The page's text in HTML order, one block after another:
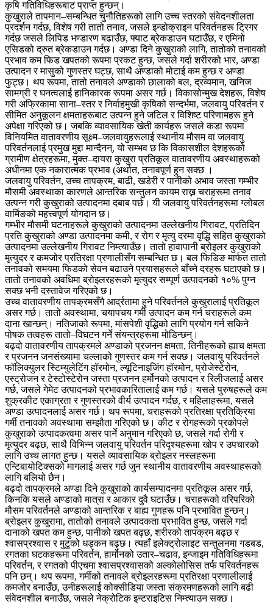
कृषि गतिविधिहरूबाट प्राप्त हुन्छन्।
कुखुराले तापमान–सम्बन्धित चुनौतिहरूको लागि उच्च स्तरको संवेदनशीलता
प्रदर्शन गर्दछ, विशेष गरी तातो तनाव, जसले इन्डोक्राइन परिवर्तनहरू ट्रिगर
गर्दछ जसले लिपिड भण्डारण बढाउँछ, फ्याट ब्रेकडाउन घटाउँछ, र एमिनो
एसिडको द्रुत ब्रेकडाउन गर्दछ। अण्डा दिने कुखुराको लागि, तातोको तनावको
प्रभाव कम फिड खपतको रूपमा प्रकट हुन्छ, जसले गर्दा शरीरको भार, अण्डा
उत्पादन र मासुको गुणस्तर घट्छ, साथै अण्डाको मोटाई कम हुन्छ र अण्डा
फुट्छ। थप रूपमा, तातो तनावले अण्डाको छालाको बल, द्रव्यमान, खनिज
सामग्री र घनत्वलाई हानिकारक रूपमा असर गर्छ। विकासोन्मुख देशहरू, विशेष
गरी अफ्रिकामा साना–स्तर र निर्वाहमुखी कृषिको सन्दर्भमा, जलवायु परिवर्तन र
सीमित अनुकूलन क्षमताहरूबाट उत्पन्न हुने जटिल र विशिष्ट परिणामहरू हुने
अपेक्षा गरिएको छ। जबकि व्यावसायिक खेती कार्यहरू जसले कडा रूपमा
विनियमित वातावरणीय सूक्ष्म–जलवायुहरूलाई स्थानीय मौसम वा जलवायु
परिवर्तनलाई प्रमुख मुद्दा मान्दैनन्, यो सम्भव छ कि विकासशील देशहरूको
ग्रामीण क्षेत्रहरूमा, मुक्त–दायरा कुखुरा प्रतिकूल वातावरणीय अवस्थाहरूको
अधीनमा एक नकारात्मक प्रभाव (अर्थात, तनावपूर्ण हुन सक्छ ।
जलवायु परिवर्तन, उच्च तापक्रम, बाढी, खडेरी र पानीको अभाव जस्ता गम्भीर
मौसमी अवस्थाका कारणले आन्तरिक सन्तुलन कायम राख्न चराहरूमा तनाव
उत्पन्न गरी कुखुराको उत्पादनमा दबाब पर्छ। यी जलवायु परिवर्तनहरूमा ग्लोबल
वार्मिङको महत्त्वपूर्ण योगदान छ।
गम्भीर मौसमी घटनाहरूले कुखुराको उत्पादनमा उल्लेखनीय गिरावट, प्रतिदिन
प्रति कुखुराको अण्डा उत्पादनमा कमी, र रोग र मृत्यु दरमा वृद्धि सहित कुखुराको
उत्पादनमा उल्लेखनीय गिरावट निम्त्याउँछ। तातो हावापानी ब्रोइलर कुखुराको
मृत्युदर र कमजोर प्रतिरक्षा प्रणालीसँग सम्बन्धित छ। बल फिडिङ मार्फत तातो
तनावको समयमा फिडको सेवन बढाउने प्रयासहरूले बाँच्ने दरहरू घटाएको छ।
तातो तनावको अवधिमा ब्रोइलरहरूको मृत्युदर सम्पूर्ण उत्पादनको १०% पुग्न
सक्छ भनी दस्तावेज गरिएको छ।
उच्च वातावरणीय तापक्रमसँगै आर्द्रतामा हुने परिवर्तनले कुखुरालाई प्रतिकूल
असर गर्छ। तातो अवस्थामा, चयापचय गर्मी उत्पादन कम गर्न चराहरूले कम
दाना खान्छन्। नतिजाको रूपमा, मांसपेशी वृद्धिको लागि प्रयोग गर्न सकिने
पोषक तत्वहरू तातो–विघटन गर्ने संयन्त्रहरूमा मोडिन्छन्।
बढ्दो वातावरणीय तापक्रमले अण्डाको प्रजनन क्षमता, तिनीहरूको ह्याच क्षमता
र प्रजनन जनसंख्यामा चल्लाको गुणस्तर कम गर्न सक्छ। जलवायु परिवर्तनले
फॉलिक्युलर स्टिम्युलेटिंग हॉरमोन, ल्यूटिनाइजिंग हॉरमोन, प्रोजेस्टेरोन,
एस्ट्रोजन र टेस्टोस्टेरोन जस्ता प्रजनन हर्मोनको उत्पादन र रिलीजलाई असर
गर्छ, जसले गेमेट उत्पादनको प्रभावकारितालाई कम गर्छ। यसले पुरुषहरूले कम
शुक्रकीट एकाग्रता र गुणस्तरको वीर्य उत्पादन गर्दछ, र महिलाहरूमा, यसले
अण्डा उत्पादनलाई असर गर्छ। थप रूपमा, चराहरूको प्रतिरक्षा प्रतिक्रिया
गर्मी तनावको अवस्थामा सम्झौता गरिएको छ। कीट र रोगहरूको प्रकोपले
कुखुराको उत्पादकत्वमा असर पार्ने अनुमान गरिएको छ, जसले गर्दा रोगी र
मृत्युदर बढ्छ, साथै विभिन्न जलवायु परिवर्तन परिदृश्यहरूमा खोप र उपचारको
लागि उच्च लागत हुन्छ। यसले व्यावसायिक ब्रोइलर नस्लहरूमा
एन्टिबायोटिक्सको मागलाई असर गर्छ जुन स्थानीय वातावरणीय अवस्थाहरूको
लागि बलियो छैन।
बढ्दो तापक्रमले अण्डा दिने कुखुराको कार्यसम्पादनमा प्रतिकूल असर गर्छ,
किनकि यसले अण्डाको मात्रा र आकार दुवै घटाउँछ। चराहरूको वरिपरिको
मौसम परिवर्तनले अण्डाको आन्तरिक र बाह्य गुणहरू पनि प्रभावित हुन्छन्।
ब्रोइलर कुखुरामा, तातोको तनावले उत्पादकता प्रभावित हुन्छ, जसले गर्दा
दानाको खपत कम हुन्छ, पानीको खपत बढ्छ, शरीरको तापक्रम बढ्छ र
श्वासप्रश्वास र मुटुको धड्कन बढ्छ। त्यहाँ इलेक्ट्रोलाइट सन्तुलनमा गडबड,
रगतका घटकहरूमा परिवर्तन, हार्मोनको उतार–चढाव, इन्जाइम गतिविधिहरूमा
परिवर्तन, र रगतको पीएचमा श्वासप्रश्वासको अल्कोलोसिस तर्फ परिवर्तनहरू
पनि छन्। थप रूपमा, गर्मीको तनावले ब्रोइलरहरूमा प्रतिरक्षा प्रणालीलाई
कमजोर बनाउँछ, उनीहरूलाई कोक्सीडिया जस्ता संक्रमणहरूको लागि बढी
संवेदनशील बनाउँछ, जसले नेक्रोटिक इन्टराइटिस निम्त्याउन सक्छ।